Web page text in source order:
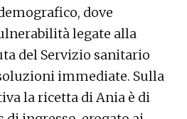
dove
legate alla
del Servizio sanitario
immediate. Sulla
la ricetta di Ania è di